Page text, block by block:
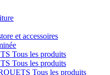
et accessoires
Tous les produits
Tous les produits
Tous les produits